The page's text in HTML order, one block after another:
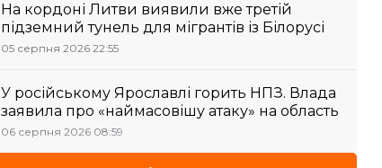
На кордоні Литви виявили вже третій
підземний тунель для мігрантів із Білорусі
05 серпня 2026 22:55
У російському Ярославлі горить НПЗ. Влада
заявила про «наймасовішу атаку» на область
06 серпня 2026 08:59